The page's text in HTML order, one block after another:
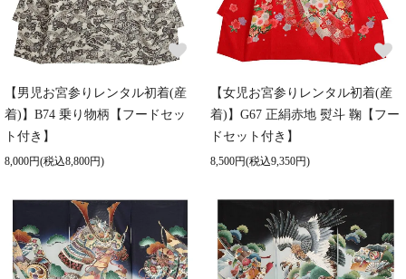
【男児お宮参りレンタル初着(産
着)】B74 乗り物柄【フードセッ
ト付き】
8,000円(税込8,800円)
【女児お宮参りレンタル初着(産
着)】G67 正絹赤地 熨斗 鞠【フー
ドセット付き】
8,500円(税込9,350円)